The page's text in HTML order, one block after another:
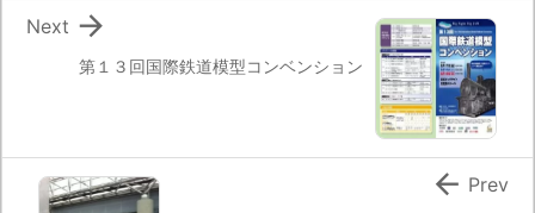
第１３回国際鉄道模型コンベンション

Next
 Prev